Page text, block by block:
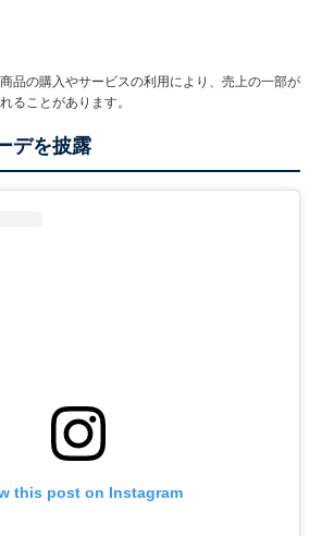
品の購入やサービスの利用により、売上の一部が
ることがあります。
デを披露
this post on Instagram